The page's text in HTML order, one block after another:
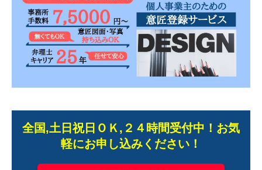
全国,土日祝日ＯＫ,２４時間受付中！お気
軽にお申し込みください！